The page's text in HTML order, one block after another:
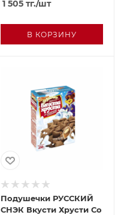
1 505 тг./шт
В КОРЗИНУ
Подушечки РУССКИЙ
СНЭК Вкусти Хрусти Со